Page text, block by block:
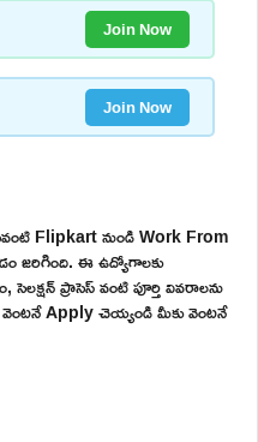
Join Now
Join Now
Flipkart నుండి Work From
జరిగింది. ఈ ఉద్యోగాలకు
సెలక్షన్ ప్రాసెస్ వంటి పూర్తి వివరాలను
Apply చెయ్యండి మీకు వెంటనే